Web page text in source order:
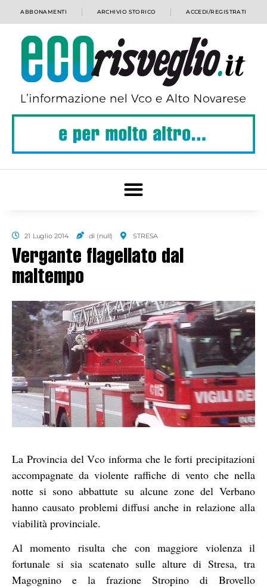
ABBONAMENTI ARCHIVIO STORICO ACCEDI/REGISTRATI
21 Luglio 2014 di (null) STRESA
Vergante flagellato dal
maltempo
La Provincia del Vco informa che le forti precipitazioni
accompagnate da violente raffiche di vento che nella
notte si sono abbattute su alcune zone del Verbano
hanno causato problemi diffusi anche in relazione alla
viabilità provinciale.
Al momento risulta che con maggiore violenza il
fortunale si sia scatenato sulle alture di Stresa, tra
Magognino e la frazione Stropino di Brovello